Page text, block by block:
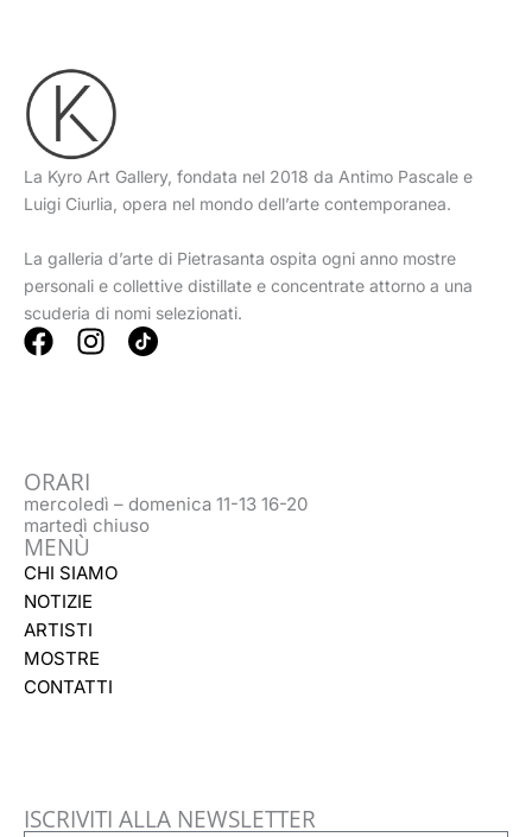
La Kyro Art Gallery, fondata nel 2018 da Antimo Pascale e
Luigi Ciurlia, opera nel mondo dell’arte contemporanea.
La galleria d’arte di Pietrasanta ospita ogni anno mostre
personali e collettive distillate e concentrate attorno a una
scuderia di nomi selezionati.
F
o
o
k
I
g
r
m
ORARI
mercoledì – domenica 11-13 16-20
martedì chiuso
MENÙ
CHI SIAMO
NOTIZIE
ARTISTI
MOSTRE
CONTATTI
ISCRIVITI ALLA NEWSLETTER